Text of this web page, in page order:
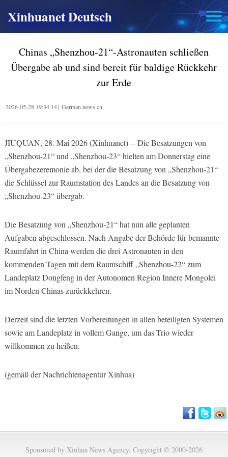
Xinhuanet Deutsch
Chinas „Shenzhou-21“-Astronauten schließen
Übergabe ab und sind bereit für baldige Rückkehr
zur Erde
2026-05-28 19:34:14| German.news.cn
JIUQUAN, 28. Mai 2026 (Xinhuanet) -- Die Besatzungen von
„Shenzhou-21“ und „Shenzhou-23“ hielten am Donnerstag eine
Übergabezeremonie ab, bei der die Besatzung von „Shenzhou-21“
die Schlüssel zur Raumstation des Landes an die Besatzung von
„Shenzhou-23“ übergab.
Die Besatzung von „Shenzhou-21“ hat nun alle geplanten
Aufgaben abgeschlossen. Nach Angabe der Behörde für bemannte
Raumfahrt in China werden die drei Astronauten in den
kommenden Tagen mit dem Raumschiff „Shenzhou-22“ zum
Landeplatz Dongfeng in der Autonomen Region Innere Mongolei
im Norden Chinas zurückkehren.
Derzeit sind die letzten Vorbereitungen in allen beteiligten Systemen
sowie am Landeplatz in vollem Gange, um das Trio wieder
willkommen zu heißen.
(gemäß der Nachrichtenagentur Xinhua)
Sponsored by Xinhua News Agency. Copyright © 2000-2026